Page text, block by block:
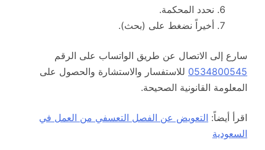
نحدد المحكمة.
أخيراً نضغط على (بحث).
سارع إلى الاتصال عن طريق الواتساب على الرقم
0534800545 للاستفسار والاستشارة والحصول على
المعلومة القانونية الصحيحة.
اقرأ أيضاً: التعويض عن الفصل التعسفي من العمل في
السعودية